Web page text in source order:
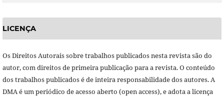
LICENÇA
Os Direitos Autorais sobre trabalhos publicados nesta revista são do
autor, com direitos de primeira publicação para a revista. O conteúdo
dos trabalhos publicados é de inteira responsabilidade dos autores. A
DMA é um periódico de acesso aberto (open access), e adota a licença